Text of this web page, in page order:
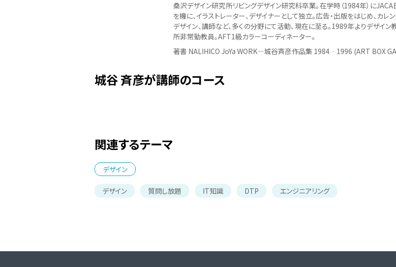
桑沢デザイン研究所リビングデザイン研究科卒業。在学時（1984年）に
を機に、イラストレーター、デザイナーとして独立。広告・出版をはじめ、カレ
デザイン、講師など、多くの分野にて活動、現在に至る。1989年よりデザイ
所非常勤教員。AFT1級カラーコーディネーター。
著書 NALIHICO JoYa WORK―城谷斉彦作品集 1984‐1996 (ART BOX
城谷 斉彦が講師のコース
関連するテーマ
デザイン
デザイン 質問し放題 IT知識 DTP エンジニアリング